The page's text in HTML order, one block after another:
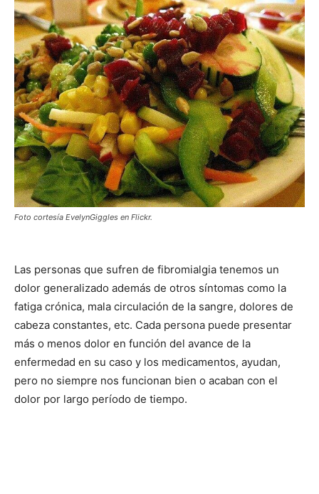
Foto cortesía EvelynGiggles en Flickr.
Las personas que sufren de fibromialgia tenemos un
dolor generalizado además de otros síntomas como la
fatiga crónica, mala circulación de la sangre, dolores de
cabeza constantes, etc. Cada persona puede presentar
más o menos dolor en función del avance de la
enfermedad en su caso y los medicamentos, ayudan,
pero no siempre nos funcionan bien o acaban con el
dolor por largo período de tiempo.